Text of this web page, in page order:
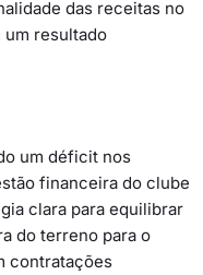
das receitas no
resultado
um déficit nos
financeira do clube
clara para equilibrar
do terreno para o
contratações